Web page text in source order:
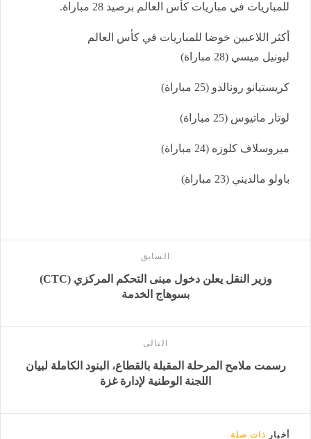
للمباريات في مباريات كأس العالم برصيد 28 مباراة.
أكثر اللاعبين خوضا للمباريات في كأس العالم
ليونيل ميسي (28 مباراة)
كريستيانو رونالدو (25 مباراة)
لوتار ماتيوس (25 مباراة)
ميروسلاف كلوزه (24 مباراة)
باولو مالديني (23 مباراة)
السابق
وزير النقل يعلن دخول مبنى التحكم المركزي (CTC)
بسوهاج الخدمة
التالى
رسمت ملامح المرحلة المقبلة بالقطاع، البنود الكاملة لبيان
اللجنة الوطنية لإدارة غزة
أخبار ذات صلة